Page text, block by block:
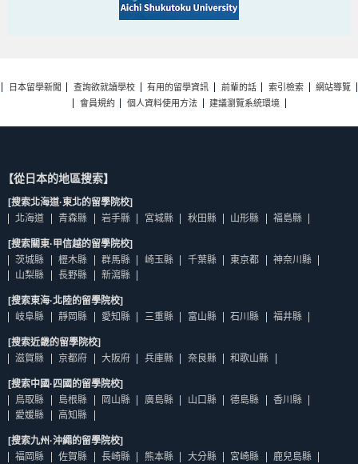
日本留學新聞 查詢欲就讀學校 有用的留學資訊 前輩的話 索引檢索
網站導覽
會員規約
個人資料使用方法 建議瀏覽系統環境
【從日本的地區搜索】
[搜索北海道·東北的留學院校]
北海道
青森縣 岩手縣 宮城縣 秋田縣 山形縣 福島縣
[搜索關東·甲信越的留學院校]
茨城縣
櫪木縣 群馬縣 崎玉縣 千葉縣 東京都
神奈川縣
山梨縣
長野縣 新瀉縣
[搜索東海·北陸的留學院校]
岐阜縣
靜岡縣 愛知縣 三重縣 富山縣 石川縣 福井縣
[搜索近畿的留學院校]
滋賀縣
京都府 大阪府 兵庫縣 奈良縣 和歌山縣
[搜索中國·四國的留學院校]
鳥取縣
島根縣 岡山縣 廣島縣 山口縣 德島縣
香川縣
愛媛縣
高知縣
[搜索九州·沖繩的留學院校]
福岡縣
佐賀縣 長崎縣 熊本縣 大分縣 宮崎縣
鹿兒島縣